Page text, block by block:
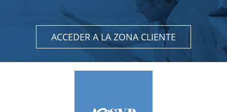
ACCEDER A LA ZONA CLIENTE